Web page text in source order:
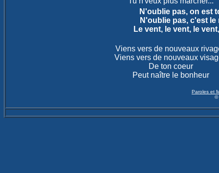
N'oublie pas, on est
N'oublie pas, c'est
Le vent, le vent, le
Viens vers de nouveaux
Viens vers de nouveaux
De ton coeur
Peut naître le bonheur
Paroles et
©